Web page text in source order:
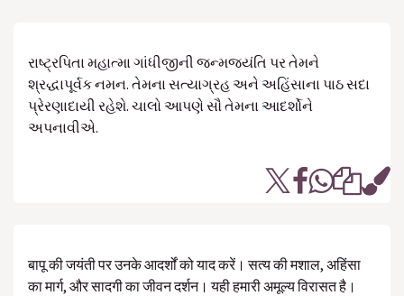
રાષ્ટ્રપિતા મહાત્મા ગાંધીજીની જન્મજયંતિ પર તેમને
શ્રદ્ધાપૂર્વક નમન. તેમના સત્યાગ્રહ અને અહિંસાના પાઠ સદા
પ્રેરણાદાયી રહેશે. ચાલો આપણે સૌ તેમના આદર્શોને
અપનાવીએ.
बापू की जयंती पर उनके आदर्शों को याद करें। सत्य की मशाल, अहिंसा
का मार्ग, और सादगी का जीवन दर्शन। यही हमारी अमूल्य विरासत है।